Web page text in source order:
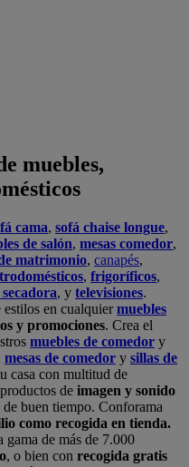
muebles,
cama, sofá chaise longue,
de salón, mesas comedor,
matrimonio, canapés,
, frigoríficos,
, y televisiones.
estilos en cualquiermuebles
y promociones. Crea el
muebles de comedor y
mesas de comedor y sillas de
casa con multitud de
de imagen y sonido
de buen tiempo. Conforama
como recogida en tienda.
gama de más de 7.000
, o bien con recogida gratis